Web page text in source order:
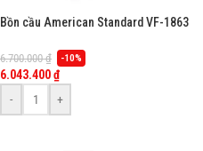
Bồn cầu American Standard VF-1863
6.700.000₫ -10%
6.043.400₫
-
+